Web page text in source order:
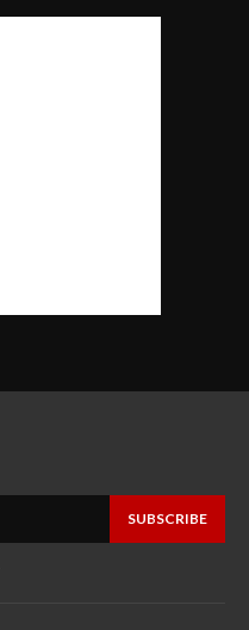
SUBSCRIBE